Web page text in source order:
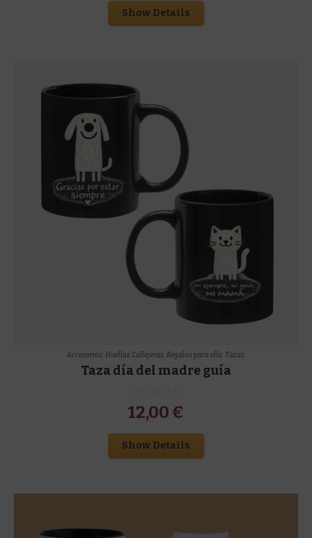
Show Details
Accesorios,Huellas Callejeras,Regalos para ella, Tazas
Taza día del madre guía
12,00 €
Show Details